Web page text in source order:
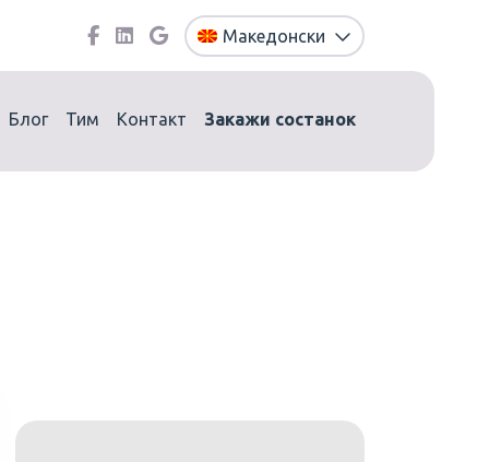
Македонски
Блог Тим Контакт Закажи состанок